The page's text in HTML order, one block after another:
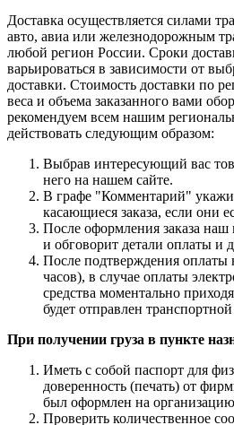
Доставка осуществляется силами
авто, авиа или железнодорожным
любой регион России. Сроки
варьироваться в зависимости от
доставки. Стоимость доставки по
веса и объема заказанного вами
рекомендуем всем нашим
действовать следующим образом:
Выбрав интересующий вас
него на нашем сайте.
В графе "Комментарий"
касающиеся заказа, если они
После оформления заказа наш
и обговорит детали оплаты и
После подтверждения
часов), в случае оплаты
средства моментально
будет отправлен
При получении груза в пункте
Иметь с собой паспорт для
доверенность (печать) от
был оформлен на
Проверить количественное